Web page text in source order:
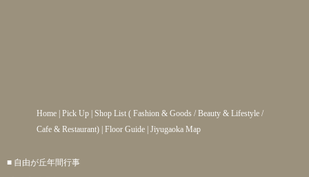
Home| Pick Up| Shop List( Fashion & Goods / Beauty & Lifestyle/
Cafe & Restaurant) | Floor Guide| Jiyugaoka Map
■ 自由が丘年間行事